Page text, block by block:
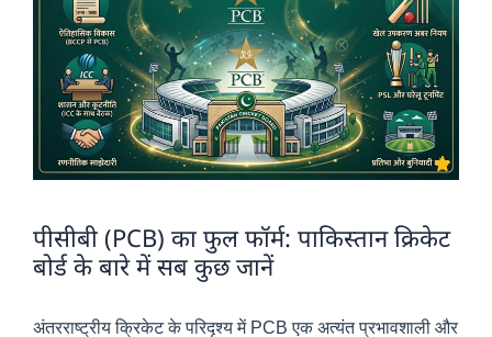
पीसीबी (PCB) का फुल फॉर्म: पाकिस्तान क्रिकेट
बोर्ड के बारे में सब कुछ जानें
अंतरराष्ट्रीय क्रिकेट के परिदृश्य में PCB एक अत्यंत प्रभावशाली और